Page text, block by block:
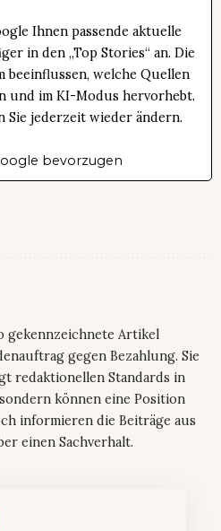
Ihnen passende aktuelle
in den „Top Stories“ an. Die
beeinflussen, welche Quellen
und im KI-Modus hervorhebt.
Sie jederzeit wieder ändern.
bevorzugen
gekennzeichnete Artikel
gegen Bezahlung. Sie
redaktionellen Standards in
können eine Position
informieren die Beiträge aus
einen Sachverhalt.